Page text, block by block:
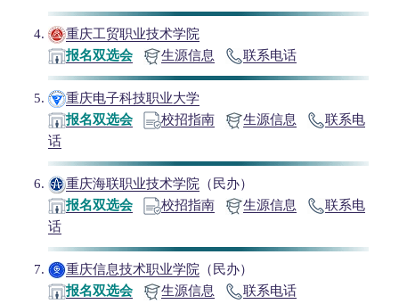
重庆工贸职业技术学院
报名双选会
生源信息 联系电话
重庆电子科技职业大学
报名双选会
校招指南 生源信息
联系电
话
重庆海联职业技术学院 （民办）
报名双选会
校招指南 生源信息
联系电
话
重庆信息技术职业学院 （民办）
报名双选会
生源信息 联系电话